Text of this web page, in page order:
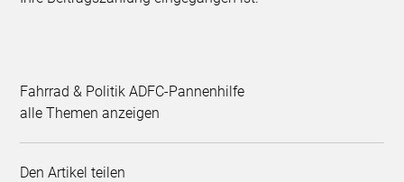
Fahrrad & Politik ADFC-Pannenhilfe
alle Themen anzeigen
Den Artikel teilen